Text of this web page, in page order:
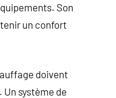
Son
un confort
doivent
système de